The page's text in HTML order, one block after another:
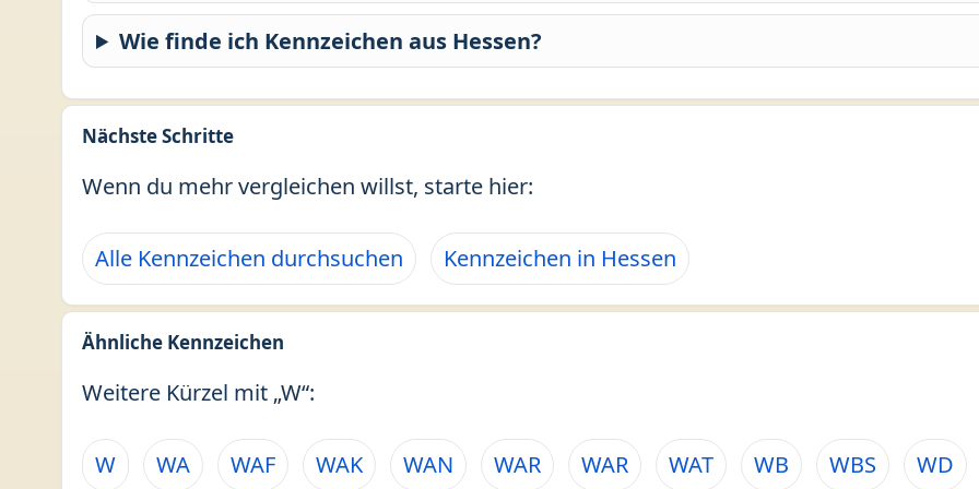
Wie finde ich Kennzeichen aus Hessen?
Nächste Schritte
Wenn du mehr vergleichen willst, starte hier:
Alle Kennzeichen durchsuchen Kennzeichen in Hessen
Ähnliche Kennzeichen
Weitere Kürzel mit „W“:
W WA WAF WAK WAN WAR WAR WAT WB WBS WD